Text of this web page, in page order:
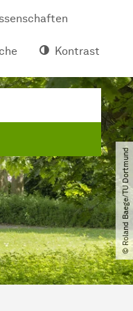
Kontrast
© Roland Baege​/​TU Dortmund